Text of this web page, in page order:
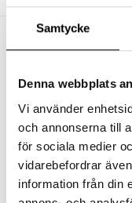
Samtycke
Denna webbplats
Vi använder
och annonserna till
för sociala medier
vidarebefordrar
information från din